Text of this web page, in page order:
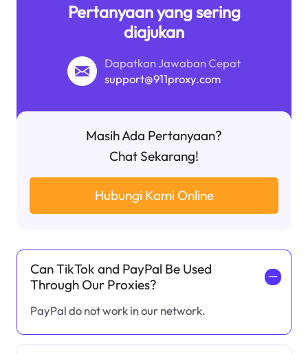
Pertanyaan yang sering
diajukan
Dapatkan Jawaban Cepat
support@911proxy.com
Masih Ada Pertanyaan?
Chat Sekarang!
Hubungi Kami Online
Can TikTok and PayPal Be Used
Through Our Proxies?
一
PayPal do not work in our network.